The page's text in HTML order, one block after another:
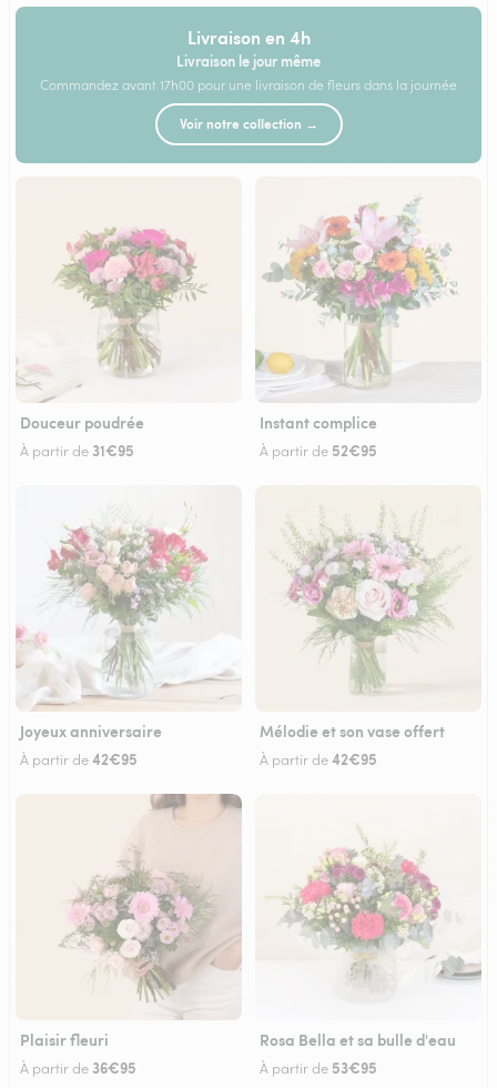
Livraison en 4h
Livraison le jour même
Commandez avant 17h00 pour une livraison de fleurs dans la journée
Voir notre collection →
Douceur poudrée
À partir de 31€95
Instant complice
À partir de 52€95
Joyeux anniversaire
À partir de42€95
Mélodie et son vase offert
À partir de42€95
Plaisir fleuri
À partir de 36€95
Rosa Bella et sa bulle d'eau
À partir de 53€95